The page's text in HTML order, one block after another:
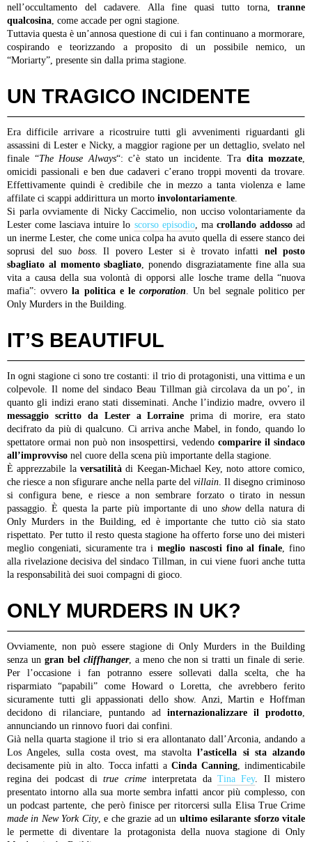
nell’occultamento del cadavere. Alla fine quasi tutto torna, tranne
qualcosina , come accade per ogni stagione.
Tuttavia questa è un’annosa questione di cui i fan continuano a mormorare,
cospirando e teorizzando a proposito di un possibile nemico, un
“Moriarty”, presente sin dalla prima stagione.
UN TRAGICO INCIDENTE
Era difficile arrivare a ricostruire tutti gli avvenimenti riguardanti gli
assassini di Lester e Nicky, a maggior ragione per un dettaglio, svelato nel
finale “The House Always“: c’è stato un incidente. Tra dita mozzate
omicidi passionali e ben due cadaveri c’erano troppi moventi da trovare.
Effettivamente quindi è credibile che in mezzo a tanta violenza e lame
affilate ci scappi addirittura un morto involontariamente
Si parla ovviamente di Nicky Caccimelio, non ucciso volontariamente da
Lester come lasciava intuire lo scorso episodio, ma crollando addossoad
un inerme Lester, che come unica colpa ha avuto quella di essere stanco dei
soprusi del suo boss. Il povero Lester si è trovato infatti nel posto
sbagliato al momento sbagliato , ponendo disgraziatamente fine alla sua
vita a causa della sua volontà di opporsi alle losche trame della “nuova
mafia”: ovverola politica e lecorporation . Un bel segnale politico per
Only Murders in the Building.
IT’S BEAUTIFUL
In ogni stagione ci sono tre costanti: il trio di protagonisti, una vittima e un
colpevole. Il nome del sindaco Beau Tillman già circolava da un po’, in
quanto gli indizi erano stati disseminati. Anche l’indizio madre, ovvero il
messaggio scritto da Lester a Lorraine prima di morire, era stato
decifrato da più di qualcuno. Ci arriva anche Mabel, in fondo, quando lo
spettatore ormai non può non insospettirsi, vedendo comparire il sindaco
all’improvviso nel cuore della scena più importante della stagione.
È apprezzabile la versatilità di Keegan-Michael Key, noto attore comico,
che riesce a non sfigurare anche nella parte del villain . Il disegno criminoso
si configura bene, e riesce a non sembrare forzato o tirato in nessun
passaggio. È questa la parte più importante di uno showdella natura di
Only Murders in the Building, ed è importante che tutto ciò sia stato
rispettato. Per tutto il resto questa stagione ha offerto forse uno dei misteri
meglio congeniati, sicuramente tra i meglio nascosti fino al finale , fino
alla rivelazione decisiva del sindaco Tillman, in cui viene fuori anche tutta
la responsabilità dei suoi compagni di gioco.
ONLY MURDERS IN UK?
Ovviamente, non può essere stagione di Only Murders in the Building
senza un gran bel cliffhanger, a meno che non si tratti un finale di serie.
Per l’occasione i fan potranno essere sollevati dalla scelta, che ha
risparmiato “papabili” come Howard o Loretta, che avrebbero ferito
sicuramente tutti gli appassionati dello show. Anzi, Martin e Hoffman
decidono di rilanciare, puntando ad internazionalizzare il prodotto
annunciando un rinnovo fuori dai confini.
Già nella quarta stagione il trio si era allontanato dall’Arconia, andando a
Los Angeles, sulla costa ovest, ma stavoltal’asticella si sta alzando
decisamente più in alto. Tocca infatti aCinda Canning , indimenticabile
regina dei podcast di true crimeinterpretata da Tina Fey. Il mistero
presentato intorno alla sua morte sembra infatti ancor più complesso, con
un podcast partente, che però finisce per ritorcersi sulla Elisa True Crime
made in New York City, e che grazie ad un ultimo esilarante sforzo vitale
le permette di diventare la protagonista della nuova stagione di Only